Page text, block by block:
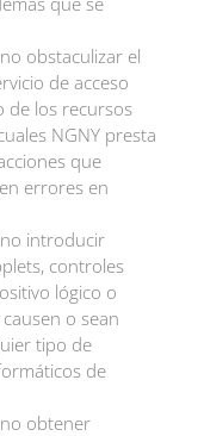
obstaculizar el
de acceso
de los recursos
NGNY presta
que
errores en
introducir
controles
lógico o
o sean
tipo de
de
obtener